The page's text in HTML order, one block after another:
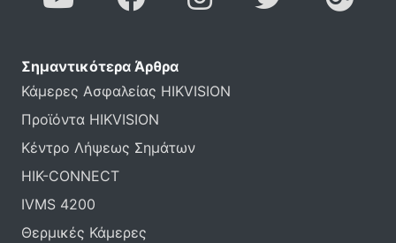
Σημαντικότερα Άρθρα
Κάμερες Ασφαλείας HIKVISION
Προϊόντα HIKVISION
Κέντρο Λήψεως Σημάτων
HIK-CONNECT
IVMS 4200
Θερμικές Κάμερες